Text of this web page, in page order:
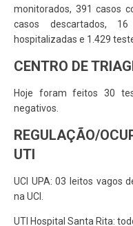
monitorados, 391 casos
casos descartados,
hospitalizadas e 1.429
CENTRO DE
Hoje foram feitos 30
negativos.
REGULAÇÃO/
UTI
UCI UPA: 03 leitos vagos
na UCI.
UTI Hospital Santa Rita: